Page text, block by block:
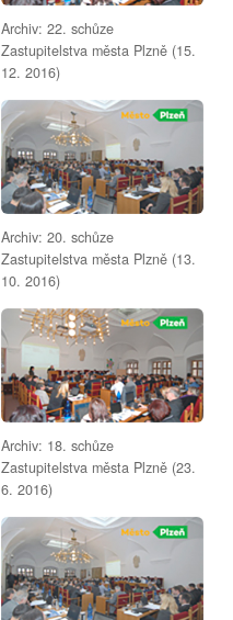
Archiv: 22. schůze
Zastupitelstva města Plzně (15.
12. 2016)
Archiv: 20. schůze
Zastupitelstva města Plzně (13.
10. 2016)
Archiv: 18. schůze
Zastupitelstva města Plzně (23.
6. 2016)